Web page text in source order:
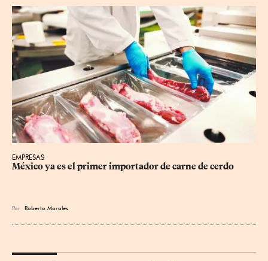
EMPRESAS
México ya es el primer importador de carne de cerdo
Por Roberto Morales